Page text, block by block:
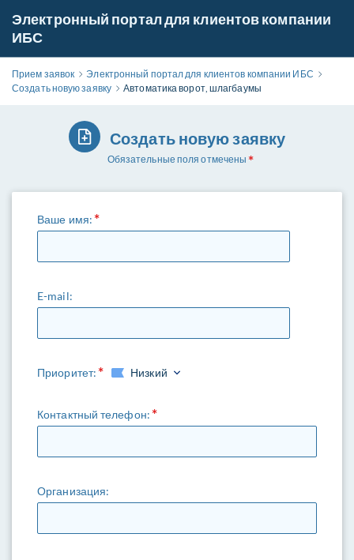
Электронный портал для клиентов компании
ИБС
Прием заявок
Электронный портал для клиентов компании ИБС
Создать новую заявку
Автоматика ворот, шлагбаумы
Создать новую заявку
Обязательные поля отмечены
Ваше имя:
E-mail:
Приоритет: Низкий
Контактный телефон:
Организация: